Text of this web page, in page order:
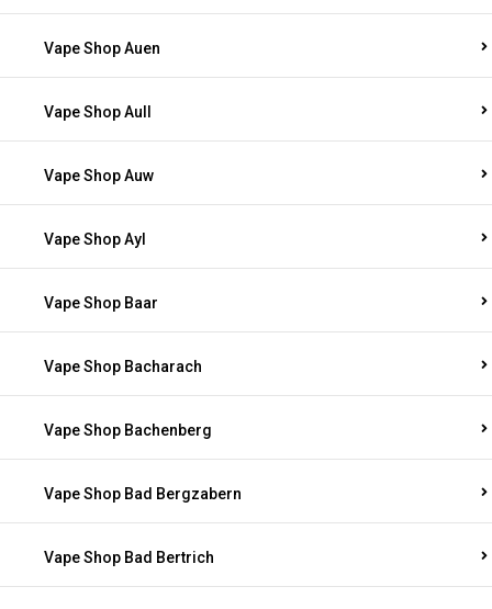
Vape Shop Auen
Vape Shop Aull
Vape Shop Auw
Vape Shop Ayl
Vape Shop Baar
Vape Shop Bacharach
Vape Shop Bachenberg
Vape Shop Bad Bergzabern
Vape Shop Bad Bertrich